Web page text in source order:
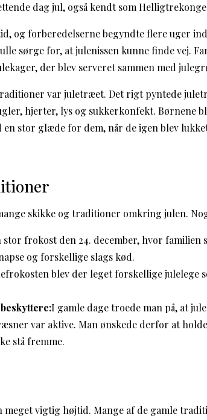
dag jul, også kendt som
og forberedelserne begyndte flere uger
sørge for, at julenissen kunne finde vej.
der blev serveret sammen med
var juletræet. Det rigt pyntede
hjerter, lys og sukkerkonfekt. Børnene
en stor glæde for dem, når de igen blev
skikke og traditioner omkring julen.
stor frokost den 24. december, hvor familien
og forskellige slags kød.
blev der leget forskellige julelege
I gamle dage troede man på, at
var aktive. Man ønskede derfor at
stå fremme.
meget vigtig højtid. Mange af de gamle